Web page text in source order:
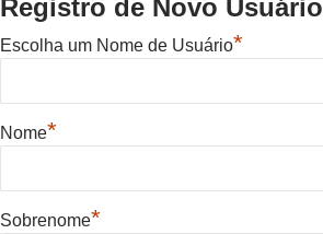
Registro de Novo Usuário
Escolha um Nome de Usuário*
Nome*
Sobrenome*